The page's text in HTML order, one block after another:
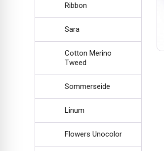
Ribbon
Sara
Cotton Merino
Tweed
Sommerseide
Linum
Flowers Unocolor